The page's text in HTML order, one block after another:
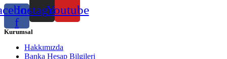
f
InstagramYoutube
Kurumsal
Hakkımızda
Banka Hesap Bilgileri